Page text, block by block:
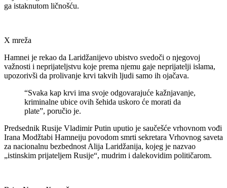
ga istaknutom ličnošću.
X mreža
Hamnei je rekao da Laridžanijevo ubistvo svedoči o njegovoj
važnosti i neprijateljstvu koje prema njemu gaje neprijatelji islama,
upozorivši da prolivanje krvi takvih ljudi samo ih ojačava.
“Svaka kap krvi ima svoje odgovarajuće kažnjavanje,
kriminalne ubice ovih šehida uskoro će morati da
plate”, poručio je.
Predsednik Rusije Vladimir Putin uputio je saučešće vrhovnom vođi
Irana Modžtabi Hamneiju povodom smrti sekretara Vrhovnog saveta
za nacionalnu bezbednost Alija Laridžanija, kojeg je nazvao
„istinskim prijateljem Rusije“, mudrim i dalekovidim političarom.